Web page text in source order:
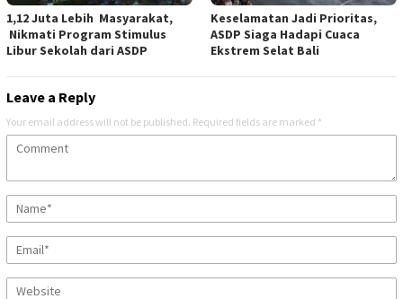
1,12 Juta Lebih Masyarakat,
Nikmati Program Stimulus
Libur Sekolah dari ASDP
Keselamatan Jadi Prioritas,
ASDP Siaga Hadapi Cuaca
Ekstrem Selat Bali
Leave a Reply
Your email address will not be published. Required fields are marked *